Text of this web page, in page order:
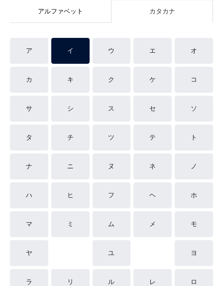
アルファベット カタカナ
ア イ ウ エ オ
カ キ ク ケ コ
サ シ ス セ ソ
タ チ ツ テ ト
ナ ニ ヌ ネ ノ
ハ ヒ フ ヘ ホ
マ ミ ム メ モ
ヤ ユ ヨ
ラ リ ル レ ロ